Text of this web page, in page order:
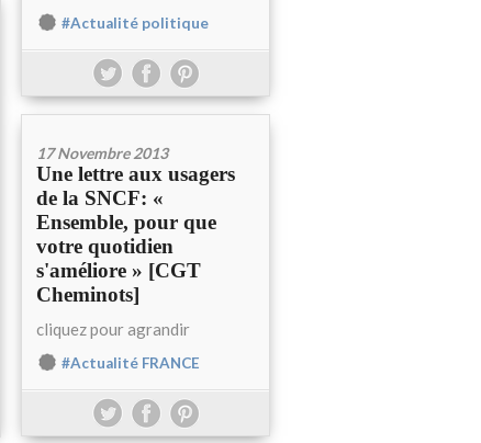
#Actualité politique
17 Novembre 2013
Une lettre aux usagers
de la SNCF: «
Ensemble, pour que
votre quotidien
s'améliore » [CGT
Cheminots]
cliquez pour agrandir
#Actualité FRANCE